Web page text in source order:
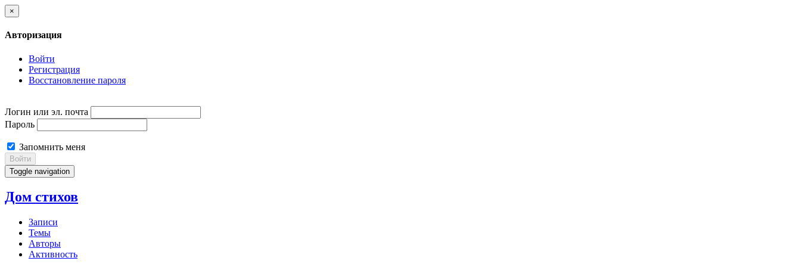
×
Авторизация
Войти
Регистрация
Восстановление пароля
Логин или эл. почта
Пароль
Запомнить меня
Войти
Toggle navigation
Дом стихов
Записи
Темы
Авторы
Активность